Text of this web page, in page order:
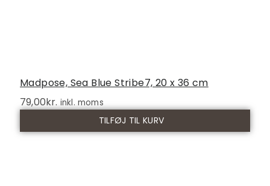
Madpose, Sea Blue Stribe7, 20 x 36 cm
79,00kr. inkl. moms
TILFØJ TIL KURV